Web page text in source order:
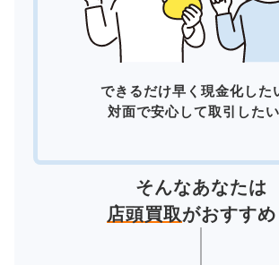
できるだけ早く現金化した
対面で安心して取引したい
そんなあなたは
店頭買取がおすすめ